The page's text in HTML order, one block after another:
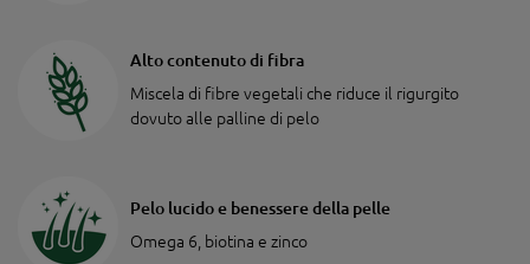
Alto contenuto di fibra
Miscela di fibre vegetali che riduce il rigurgito
dovuto alle palline di pelo
Pelo lucido e benessere della pelle
Omega 6, biotina e zinco